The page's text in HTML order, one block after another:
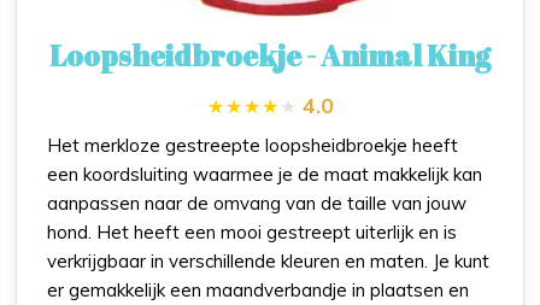
Loopsheidbroekje - Animal King
4.0
Het merkloze gestreepte loopsheidbroekje heeft
een koordsluiting waarmee je de maat makkelijk kan
aanpassen naar de omvang van de taille van jouw
hond. Het heeft een mooi gestreept uiterlijk en is
verkrijgbaar in verschillende kleuren en maten. Je kunt
er gemakkelijk een maandverbandje in plaatsen en